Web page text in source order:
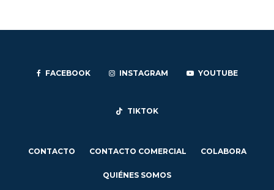
FACEBOOK INSTAGRAM YOUTUBE
TIKTOK
CONTACTO CONTACTO COMERCIAL COLABORA
QUIÉNES SOMOS